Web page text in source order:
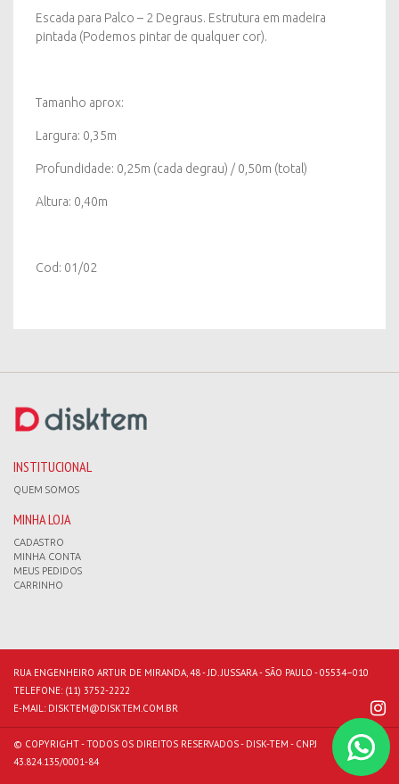
quantity
Escada para Palco – 2 Degraus. Estrutura em madeira
pintada (Podemos pintar de qualquer cor).
Tamanho aprox:
Largura: 0,35m
Profundidade: 0,25m (cada degrau) / 0,50m (total)
Altura: 0,40m
Cod: 01/02
INSTITUCIONAL
QUEM SOMOS
MINHA LOJA
CADASTRO
MINHA CONTA
MEUS PEDIDOS
CARRINHO
RUA ENGENHEIRO ARTUR DE MIRANDA, 48 - JD. JUSSARA - SÃO PAULO - 05534–010
TELEFONE: (11) 3752-2222
E-MAIL: DISKTEM@DISKTEM.COM.BR
© COPYRIGHT - TODOS OS DIREITOS RESERVADOS - DISK-TEM - CNPJ
43.824.135/0001-84